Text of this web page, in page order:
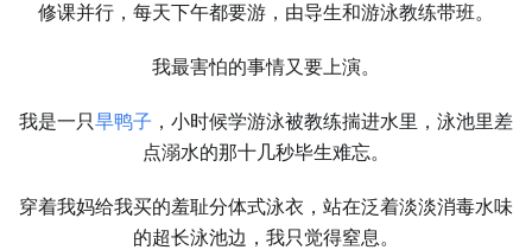
修课并行，每天下午都要游，由导生和游泳教练带班。
我最害怕的事情又要上演。
我是一只旱鸭子 ，小时候学游泳被教练揣进水里，泳池里差
点溺水的那十几秒毕生难忘。
穿着我妈给我买的羞耻分体式泳衣，站在泛着淡淡消毒水味
的超长泳池边，我只觉得窒息。